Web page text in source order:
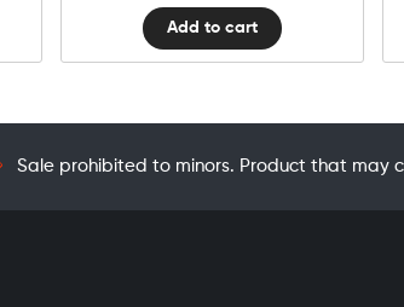
Add to cart
Sale prohibited to minors. Product that may